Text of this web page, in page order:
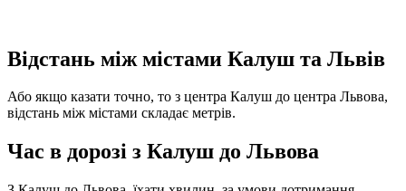
Відстань між містами Калуш та Львів
Або якщо казати точно, то з центра Калуш до центра Львова,
відстань між містами складає метрів.
Час в дорозі з Калуш до Львова